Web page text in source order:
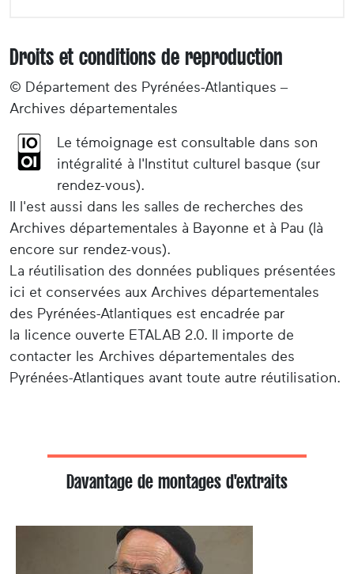
Droits et conditions de reproduction
© Département des Pyrénées-Atlantiques –
Archives départementales
Le témoignage est consultable dans son
intégralité à l'Institut culturel basque (sur
rendez-vous).
Il l'est aussi dans les salles de recherches des
Archives départementales à Bayonne et à Pau (là
encore sur rendez-vous).
La réutilisation des données publiques présentées
ici et conservées aux Archives départementales
des Pyrénées-Atlantiques est encadrée par
la licence ouverte ETALAB 2.0. Il importe de
contacter les Archives départementales des
Pyrénées-Atlantiques avant toute autre réutilisation.
Davantage de montages d'extraits